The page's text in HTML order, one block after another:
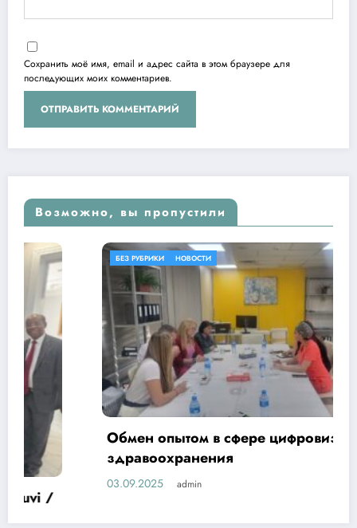
Сохранить моё имя, email и адрес сайта в этом браузере для
последующих моих комментариев.
Возможно, вы пропустили
НОВОСТИ
Обмен опытом в сфере цифровизации
здравоохранения
admin